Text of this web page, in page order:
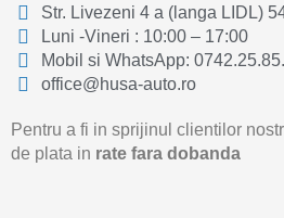
Str. Livezeni 4 a (langa LIDL)
Luni -Vineri : 10:00 – 17:00
Mobil si WhatsApp:
office@husa-auto.ro
Pentru a fi in sprijinul clientilor
de plata in rate fara dobanda